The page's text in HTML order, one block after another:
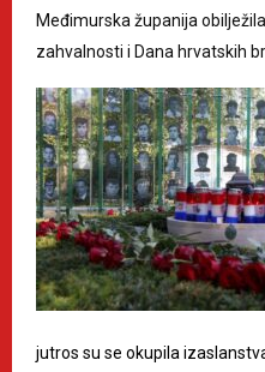
Međimurska županija
zahvalnosti i Dana hrvatskih
jutros su se okupila